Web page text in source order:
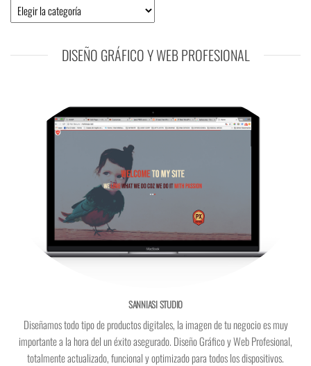
Categorías
DISEÑO GRÁFICO Y WEB PROFESIONAL
SANNIASI STUDIO
Diseñamos todo tipo de productos digitales, la imagen de tu negocio es muy
importante a la hora del un éxito asegurado. Diseño Gráfico y Web Profesional,
totalmente actualizado, funcional y optimizado para todos los dispositivos.